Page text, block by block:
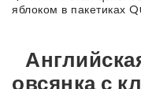
яблоком в пакетиках
овсянка с